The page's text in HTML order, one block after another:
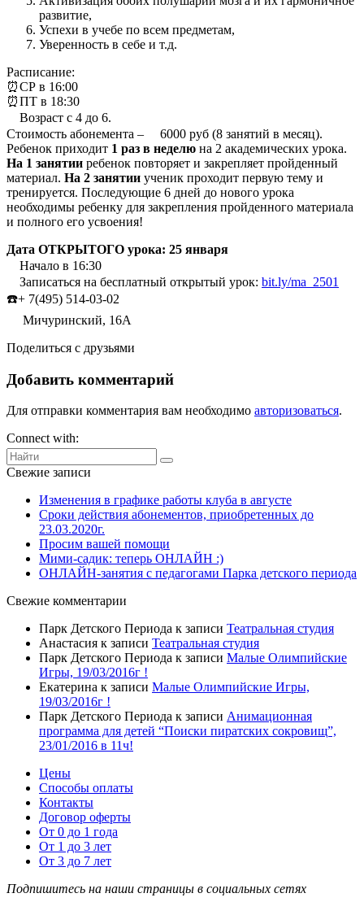
развитие,
Успехи в учебе по всем предметам,
Уверенность в себе и т.д.
Расписание:
⏰СР в 16:00
⏰ПТ в 18:30
Возраст с 4 до 6.
Стоимость абонемента –
6000 руб (8 занятий в месяц).
Ребенок приходит 1 раз в неделю на 2 академических урока.
На 1 занятии ребенок повторяет и закрепляет пройденный
материал. На 2 занятии ученик проходит первую тему и
тренируется. Последующие 6 дней до нового урока
необходимы ребенку для закрепления пройденного материала
и полного его усвоения!
Дата ОТКРЫТОГО урока: 25 января
Начало в 16:30
Записаться на бесплатный открытый урок: bit.ly/ma_2501
☎️+ 7(495) 514-03-02
Мичуринский, 16А
Поделиться с друзьями
Добавить комментарий
Для отправки комментария вам необходимо авторизоваться.
Connect with:
Свежие записи
Изменения в графике работы клуба в августе
Сроки действия абонементов, приобретенных до
23.03.2020г.
Просим вашей помощи
Мими-садик: теперь ОНЛАЙН :)
ОНЛАЙН-занятия с педагогами Парка детского периода
Свежие комментарии
Парк Детского Периода к записи Театральная студия
Анастасия к записи Театральная студия
Парк Детского Периода к записи Малые Олимпийские
Игры, 19/03/2016г !
Екатерина к записи Малые Олимпийские Игры,
19/03/2016г !
Парк Детского Периода к записи Анимационная
программа для детей “Поиски пиратских сокровищ”,
23/01/2016 в 11ч!
Цены
Способы оплаты
Контакты
Договор оферты
От 0 до 1 года
От 1 до 3 лет
От 3 до 7 лет
Подпишитесь на наши страницы в социальных сетях